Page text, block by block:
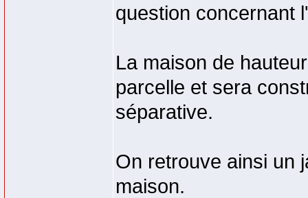
question concernant
La maison de
parcelle et sera
séparative.
On retrouve ainsi un
maison.